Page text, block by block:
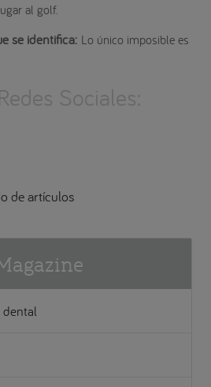
al golf.
se identifica:Lo único imposible es
de artículos
dental